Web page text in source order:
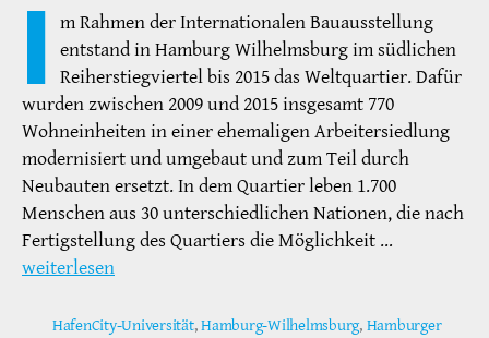
I m Rahmen der Internationalen Bauausstellung
entstand in Hamburg Wilhelmsburg im südlichen
Reiherstiegviertel bis 2015 das Weltquartier. Dafür
wurden zwischen 2009 und 2015 insgesamt 770
Wohneinheiten in einer ehemaligen Arbeitersiedlung
modernisiert und umgebaut und zum Teil durch
Neubauten ersetzt. In dem Quartier leben 1.700
Menschen aus 30 unterschiedlichen Nationen, die nach
Fertigstellung des Quartiers die Möglichkeit …
weiterlesen
HafenCity-Universität,Hamburg-Wilhelmsburg, Hamburger